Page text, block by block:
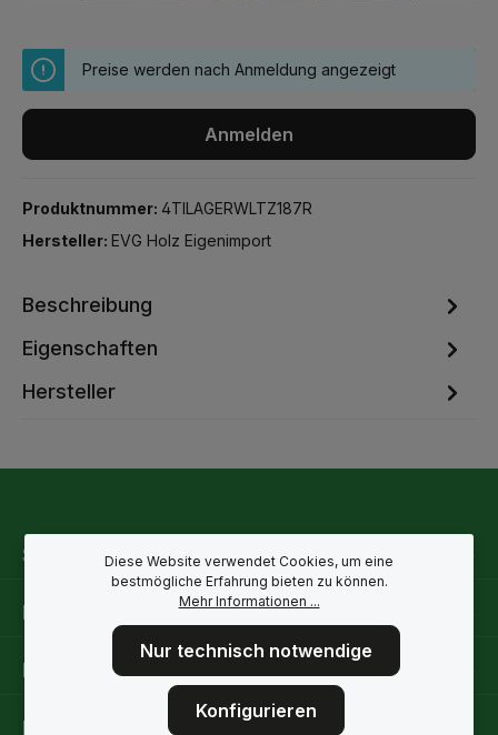
Preise werden nach Anmeldung angezeigt
Anmelden
Produktnummer: 4TILAGERWLTZ187R
Hersteller: EVG Holz Eigenimport
Beschreibung
Eigenschaften
Hersteller
Service-Hotline
Rechtliche Hinweise
Informationen
Folge uns
Diese Website verwendet Cookies, um eine
bestmögliche Erfahrung bieten zu können.
Mehr Informationen ...
Nur technisch notwendige
Konfigurieren